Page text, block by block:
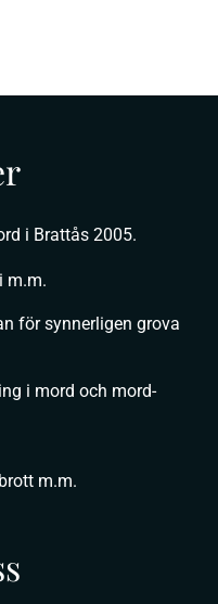
i Brattås 2005.
m.m.
för synnerligen grova
i mord och mord-
m.m.